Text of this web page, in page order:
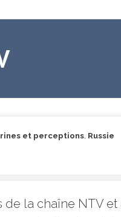
et perceptions Russie
la chaîne NTV